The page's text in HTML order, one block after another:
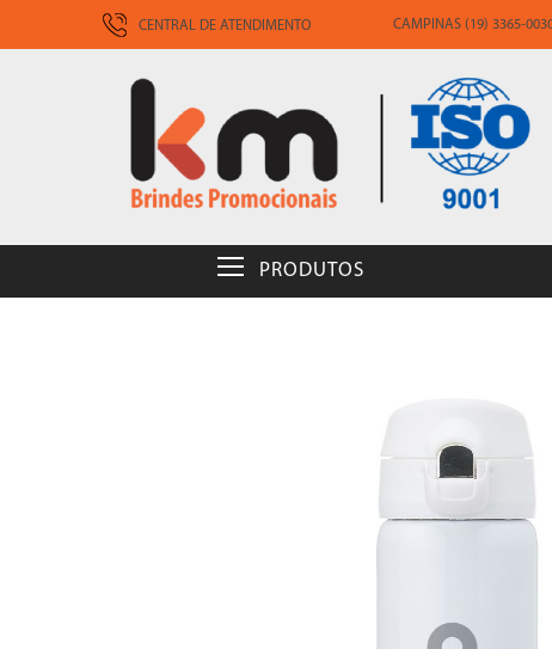
CENTRAL DE ATENDIMENTO CAMPINAS (19) 3365-
PRODUTOS